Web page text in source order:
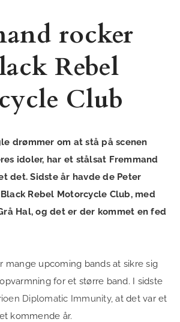
rocker
Rebel
Club
drømmer om at stå på scenen
idoler, har et stålsat Fremmand
det. Sidste år havde de Peter
Rebel Motorcycle Club, med
Hal, og det er der kommet en fed
mange upcoming bands at sikre sig
for et større band. I sidste
Diplomatic Immunity, at det var et
kommende år.